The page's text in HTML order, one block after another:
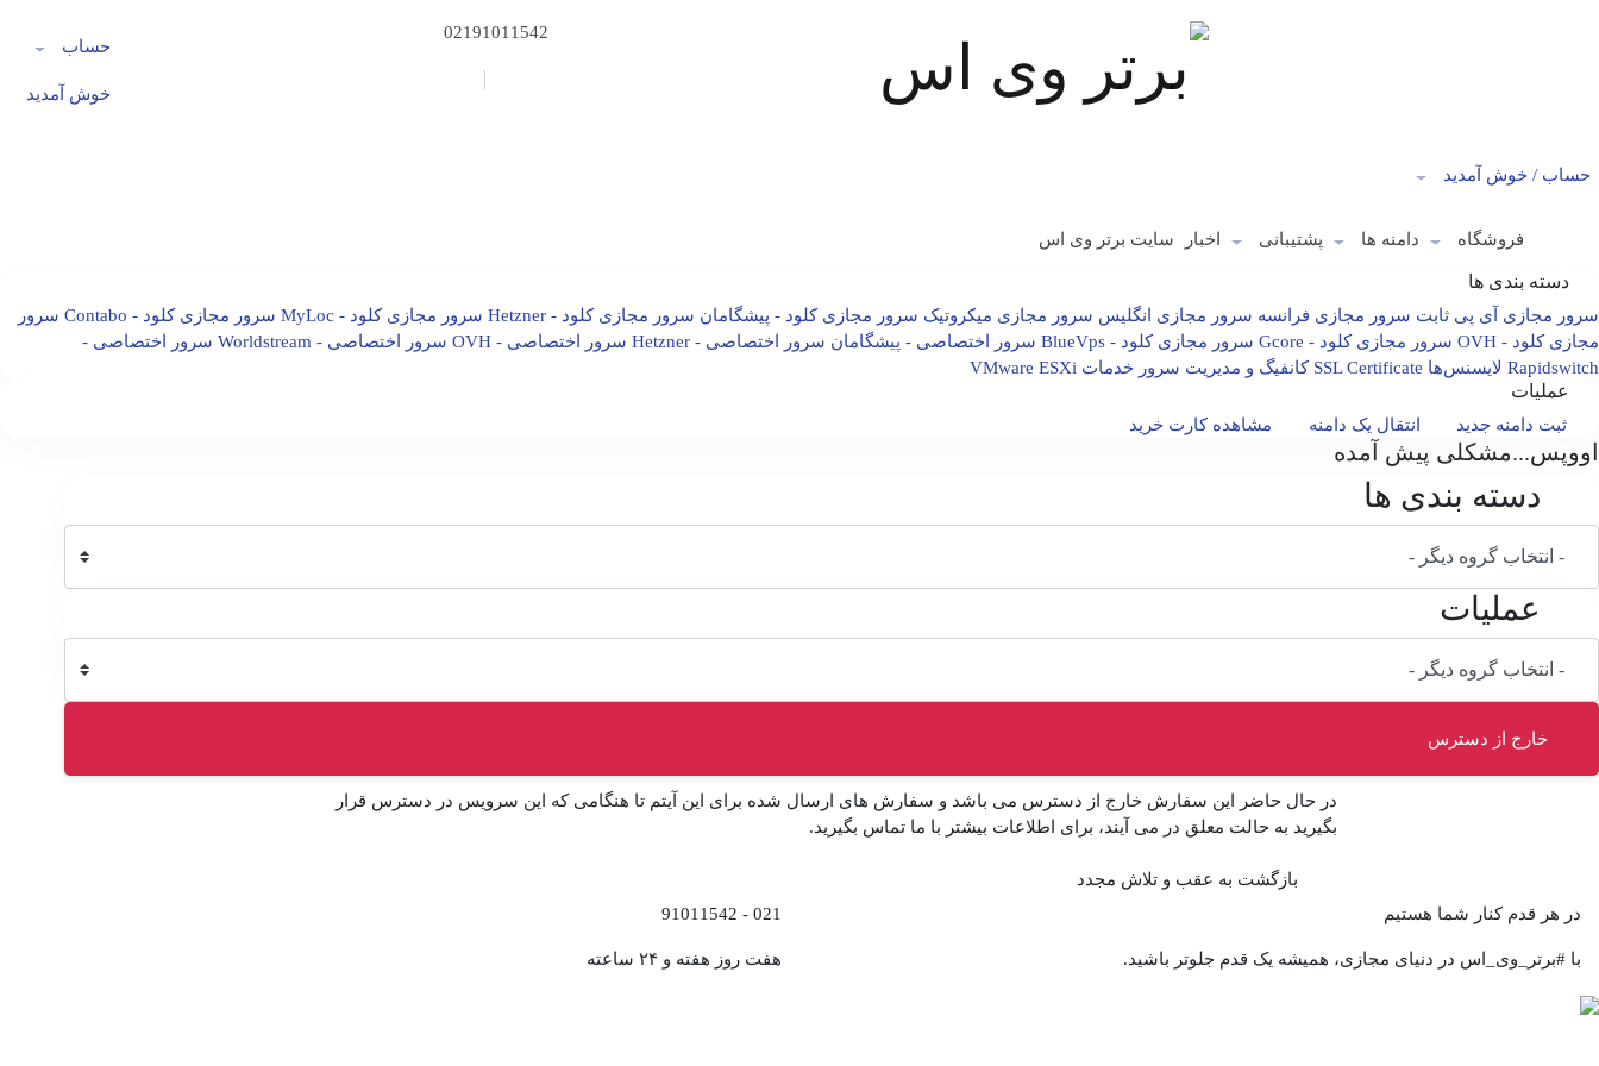
02191011542
حساب
خوش آمدید
حساب / خوش آمدید
فروشگاه دامنه ها پشتیبانی اخبار سایت برتر وی اس
دسته بندی ها
سرور مجازی آی پی ثابت سرور مجازی فرانسه سرور مجازی انگلیس سرور مجازی میکروتیک سرور مجازی کلود - پیشگامان سرور مجازی کلود - Hetzner سرور مجازی کلود - MyLoc سرور مجازی کلود - Contabo
سرور
مجازی کلود - OVH
سرور مجازی کلود - Gcore سرور مجازی کلود - BlueVps سرور اختصاصی - پیشگامان سرور اختصاصی - Hetzner سرور اختصاصی - OVH سرور اختصاصی - Worldstream
سرور اختصاصی -
Rapidswitch لایسنس‌ها SSL Certificate کانفیگ و مدیریت سرور خدمات VMware ESXi
عملیات
ثبت دامنه جدید انتقال یک دامنه مشاهده کارت خرید
اووپس...مشکلی پیش آمده
دسته بندی ها
عملیات
خارج از دسترس
در حال حاضر این سفارش خارج از دسترس می باشد و سفارش های ارسال شده برای این آیتم تا هنگامی که این سرویس در دسترس قرار
بگیرید به حالت معلق در می آیند، برای اطلاعات بیشتر با ما تماس بگیرید.
بازگشت به عقب و تلاش مجدد
در هر قدم کنار شما هستیم
با #برتر_وی_اس در دنیای مجازی، همیشه یک قدم جلوتر باشید.
021 - 91011542
هفت روز هفته و ۲۴ ساعته